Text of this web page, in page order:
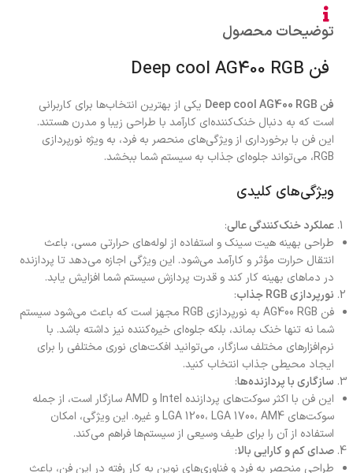
توضیحات محصول
فن Deep cool AG400 RGB
فن Deep cool AG400 RGB
یکی از بهترین انتخاب‌ها برای کاربرانی
است که به دنبال خنک‌کننده‌ای کارآمد با طراحی زیبا و مدرن هستند.
این فن با برخورداری از ویژگی‌های منحصر به فرد، به ویژه نورپردازی
RGB، می‌تواند جلوه‌ای جذاب به سیستم شما ببخشد.
ویژگی‌های کلیدی
عملکرد خنک‌کنندگی عالی:
طراحی بهینه هیت سینک و استفاده از لوله‌های حرارتی مسی، باعث
انتقال حرارت مؤثر و کارآمد می‌شود. این ویژگی اجازه می‌دهد تا پردازنده
در دماهای بهینه کار کند و قدرت پردازش سیستم شما افزایش یابد.
نورپردازی RGB جذاب
:
فن AG400 RGB به نورپردازی RGB مجهز است که باعث می‌شود سیستم
شما نه تنها خنک بماند، بلکه جلوه‌ای خیره‌کننده نیز داشته باشد. با
نرم‌افزارهای مختلف سازگار، می‌توانید افکت‌های نوری مختلفی را برای
ایجاد محیطی جذاب انتخاب کنید.
سازگاری با پردازنده‌ها:
این فن با اکثر سوکت‌های پردازنده Intel و AMD سازگار است، از جمله
سوکت‌های LGA 1200، LGA 1700، AM4 و غیره. این ویژگی، امکان
استفاده از آن را برای طیف وسیعی از سیستم‌ها فراهم می‌کند.
صدای کم و کارایی بالا:
طراحی منحصر به فرد و فناوری‌های نوین به کار رفته در این فن، باعث